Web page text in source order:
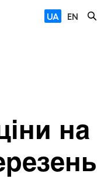
UA EN
на